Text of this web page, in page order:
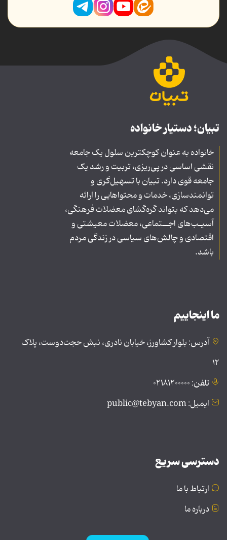
تبیان؛ دستیار خانواده
خانواده به عنوان کوچکترین سلول یک جامعه
نقشی اساسی در پی‌ریزی، تربیت و رشد یک
جامعه قوی دارد. تبیان با تسهیل‌گری و
توانمندسازی، خدمات و محتواهایی را ارائه
می‌دهد که بتواند گره‌گشای معضلات فرهنگی،
آسیـب‌های اجــتماعی، معضلات معیشتی و
اقتصادی و چالش‌های سیاسی در زندگی مردم
باشد.
ما اینجاییم
آدرس: بلوار کشاورز، خیابان نادری، نبش حجت‌دوست، پلاک
۱۲
تلفن: ۰۲۱۸۱۲۰۰۰۰۰
ایمیل: public@tebyan.com
دسترسی سریع
ارتباط با ما
درباره ما